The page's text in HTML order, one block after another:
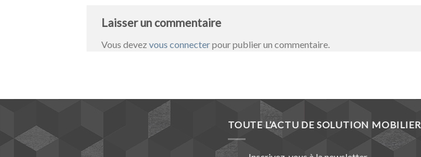
Laisser un commentaire
Vous devez vous connecterpour publier un commentaire.
TOUTE L’ACTU DE SOLUTION MOBILIER